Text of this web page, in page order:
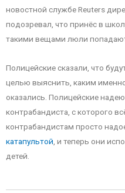
новостной службе Reuters
подозревал, что принёс в
такими вещами люли
Полицейские сказали, что
целью выяснить, каким
оказались. Полицейские
контрабандиста, с которого
контрабандистам просто
катапультой , и теперь они
детей.